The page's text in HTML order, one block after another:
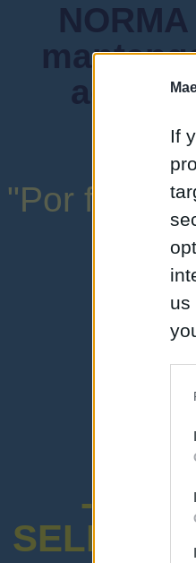
If
us
"Por favor,
-